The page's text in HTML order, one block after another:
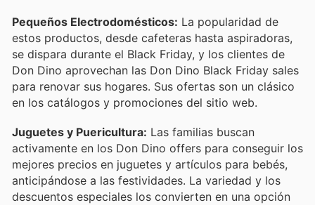
Pequeños Electrodomésticos: La popularidad de
estos productos, desde cafeteras hasta aspiradoras,
se dispara durante el Black Friday, y los clientes de
Don Dino aprovechan las Don Dino Black Friday sales
para renovar sus hogares. Sus ofertas son un clásico
en los catálogos y promociones del sitio web.
Juguetes y Puericultura: Las familias buscan
activamente en los Don Dino offers para conseguir los
mejores precios en juguetes y artículos para bebés,
anticipándose a las festividades. La variedad y los
descuentos especiales los convierten en una opción